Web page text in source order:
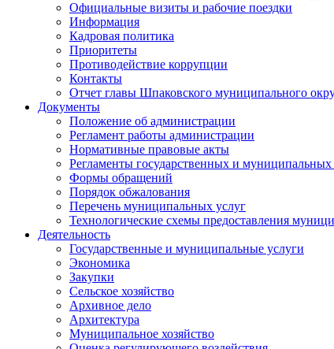
Официальные визиты и рабочие поездки
Информация
Кадровая политика
Приоритеты
Противодействие коррупции
Контакты
Отчет главы Шпаковского муниципального
Документы
Положение об администрации
Регламент работы администрации
Нормативные правовые акты
Регламенты государственных и муниципальных
Формы обращений
Порядок обжалования
Перечень муниципальных услуг
Технологические схемы предоставления
Деятельность
Государственные и муниципальные услуги
Экономика
Закупки
Сельское хозяйство
Архивное дело
Архитектура
Муниципальное хозяйство